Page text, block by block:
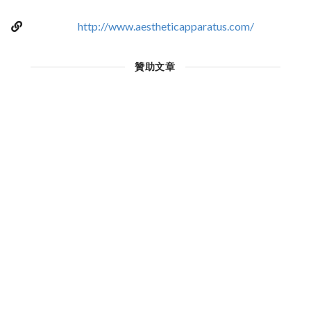
http://www.aestheticapparatus.com/
贊助文章